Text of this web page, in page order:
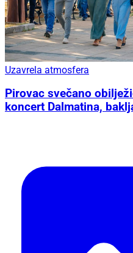
Uzavrela atmosfera
Pirovac svečano
koncert Dalmatina,